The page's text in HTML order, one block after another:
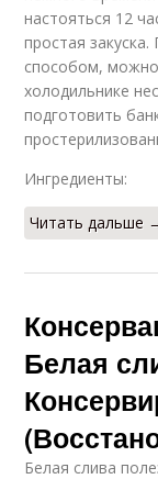
настояться 12
простая
способом, можно
холодильнике
подготовить
Ингредиенты:
Читать дальше
Белая
Белая слива